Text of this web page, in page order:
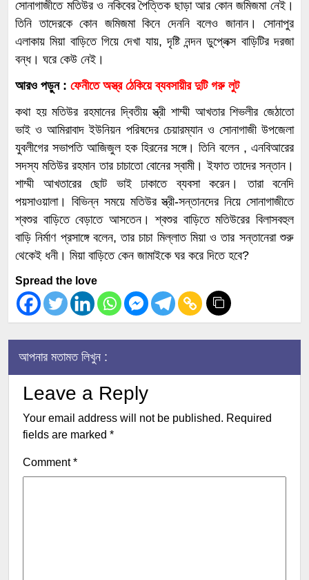
সোনাগাজীতে মতিউর ও নকিবের পৈত্তিক ছাড়া আর কোন জমিজমা নেই।
তিনি তাদেরকে কোন জমিজমা কিনে দেননি বলেও জানান। সোনাপুর
এলাকায় মিয়া বাড়িতে গিয়ে দেখা যায়, দৃষ্টি নন্দন ডুপ্লেক্স বাড়িটির দরজা
বন্ধ। ঘরে কেউ নেই।
আরও পড়ুন : ফেনীতে অস্ত্র ঠেকিয়ে ব্যবসায়ীর দুটি গরু লুট
কথা হয় মতিউর রহমানের দ্বিতীয় স্ত্রী শাম্মী আখতার শিভলীর জেঠাতো
ভাই ও আমিরাবাদ ইউনিয়ন পরিষদের চেয়ারম্যান ও সোনাগাজী উপজেলা
যুবলীগের সভাপতি আজিজুল হক হিরনের সঙ্গে। তিনি বলেন , এনবিআরের
সদস্য মতিউর রহমান তার চাচাতো বোনের স্বামী। ইফাত তাদের সন্তান।
শাম্মী আখতারের ছোট ভাই ঢাকাতে ব্যবসা করেন। তারা বনেদি
পয়সাওয়ালা। বিভিন্ন সময়ে মতিউর স্ত্রী-সন্তানদের নিয়ে সোনাগাজীতে
শ্বশুর বাড়িতে বেড়াতে আসতেন। শ্বশুর বাড়িতে মতিউরের বিলাসবহুল
বাড়ি নির্মাণ প্রসাঙ্গে বলেন, তার চাচা মিল্লাত মিয়া ও তার সন্তানেরা শুরু
থেকেই ধনী। মিয়া বাড়িতে কেন জামাইকে ঘর করে দিতে হবে?
Spread the love
আপনার মতামত লিখুন :
Leave a Reply
Your email address will not be published. Required
fields are marked *
Comment*